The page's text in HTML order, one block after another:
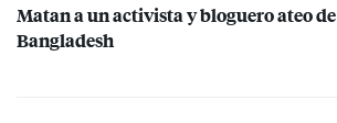
Matan a un activista y bloguero ateo de
Bangladesh